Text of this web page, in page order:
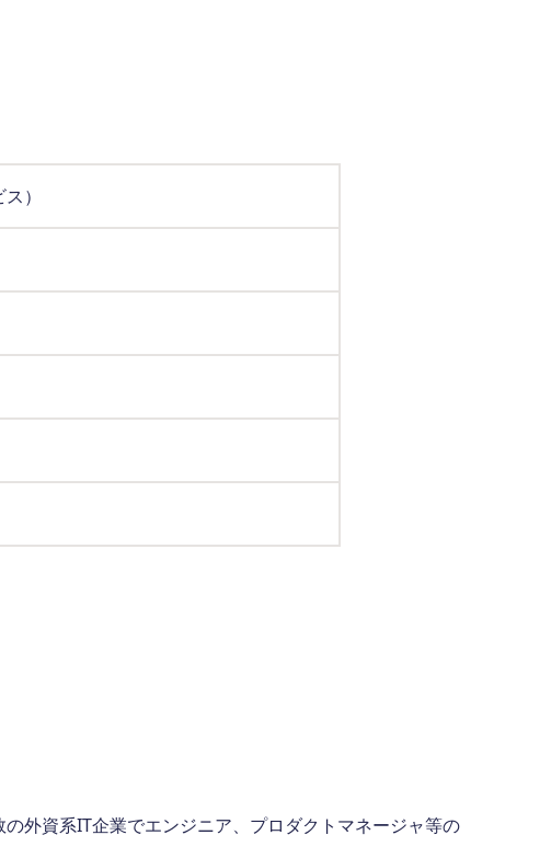
）
外資系IT企業でエンジニア、プロダクトマネージャ等の